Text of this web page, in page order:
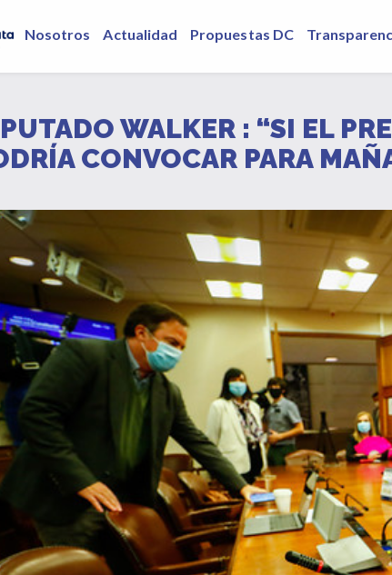
Nosotros Actualidad Propuestas DC
WALKER : “SI EL
CONVOCAR PARA